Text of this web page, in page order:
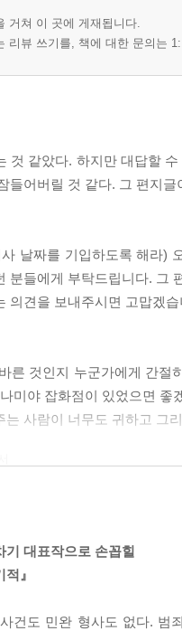
거쳐 이 곳에 게재됩니다.
리뷰 쓰기를, 책에 대한 문의는
것 같았다. 하지만 대답할
들어버릴 것 같다. 그 편지
날짜를 기입하도록 해라)
분들에게 부탁드립니다. 그
의견을 보내주시면 고맙겠
른 것인지 누군가에게 간
미야 잡화점이 있었으면
는 사람이 너무도 귀하고 그
대표작으로 손꼽힐
』
건도 민완 형사도 없다. 범